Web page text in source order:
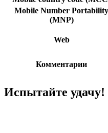
Mobile Number Portability
(MNP)
Web
Комментарии
Испытайте удачу!